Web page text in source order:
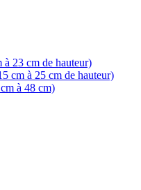
à 23 cm de hauteur)
cm à 25 cm de hauteur)
à 48 cm)